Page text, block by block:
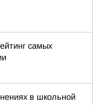
самых
в школьной